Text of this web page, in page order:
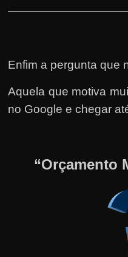
Enfim a pergunta que
Aquela que motiva
no Google e chegar
“Orçamento